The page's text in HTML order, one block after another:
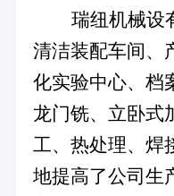
瑞纽机械设
清洁装配车间、
化实验中心、档
龙门铣、立卧式
工、热处理、焊
地提高了公司生